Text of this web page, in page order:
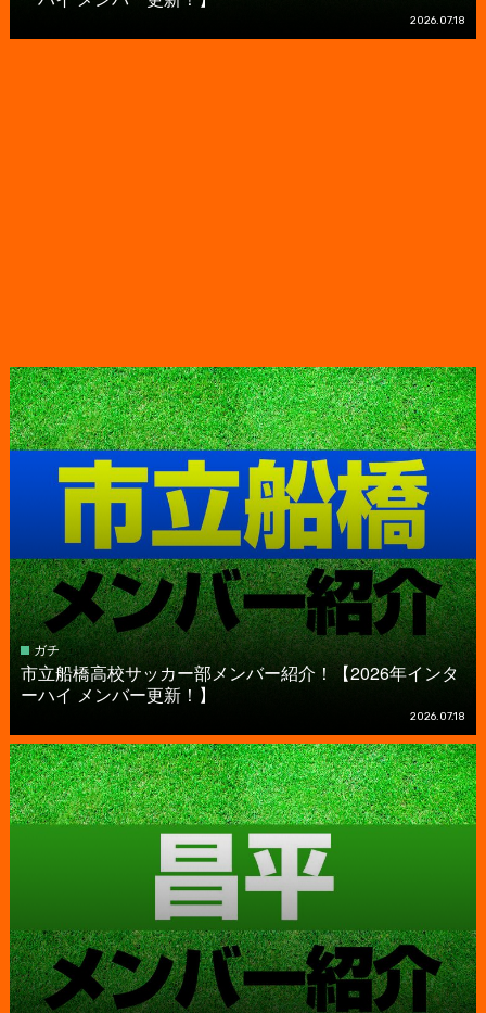
2026.07.18
ガチ
市立船橋高校サッカー部メンバー紹介！【2026年インタ
ーハイ メンバー更新！】
2026.07.18